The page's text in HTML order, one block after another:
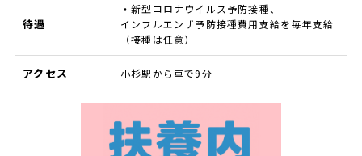
待遇
・新型コロナウイルス予防接種、
インフルエンザ予防接種費用支給を毎年支給
（接種は任意）
アクセス 小杉駅から車で9分